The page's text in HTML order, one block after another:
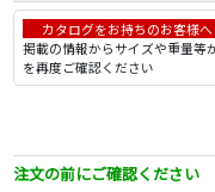
カタログをお持ちのお客様へ
掲載の情報からサイズや重量等
を再度ご確認ください
注文の前にご確認ください